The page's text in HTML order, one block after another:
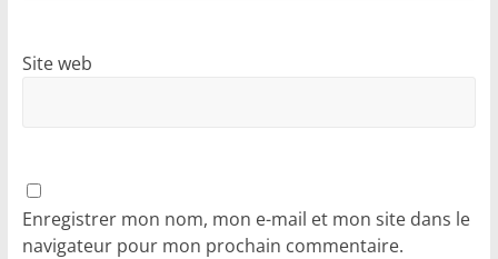
Site web
Enregistrer mon nom, mon e-mail et mon site dans le
navigateur pour mon prochain commentaire.